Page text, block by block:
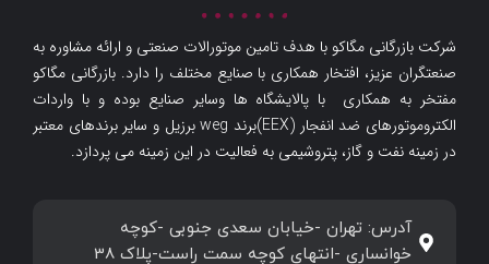
شرکت بازرگانی مگاکو با هدف تامین موتورالات صنعتی و ارائه مشاوره به
صنعتگران عزیز، افتخار همکاری با صنایع مختلف را دارد. بازرگانی مگاکو
مفتخر به همکاری با پالایشگاه ها وسایر صنایع بوده و با واردات
الکتروموتورهای ضد انفجار (EEX)برند weg برزیل و سایر برندهای معتبر
در زمینه نفت و گاز، پتروشیمی به فعالیت در این زمینه می پردازد.
آدرس: تهران -خیابان سعدی جنوبی -کوچه
خوانساری -انتهای کوچه سمت راست-پلاک 38